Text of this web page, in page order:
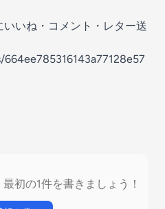
いね・コメント・レター送
初の1件を書きましょう！